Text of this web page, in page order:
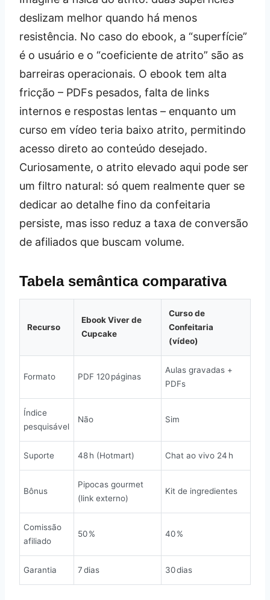
deslizam melhor quando há menos
resistência. No caso do ebook, a “superfície”
é o usuário e o “coeficiente de atrito” são as
barreiras operacionais. O ebook tem alta
fricção – PDFs pesados, falta de links
internos e respostas lentas – enquanto um
curso em vídeo teria baixo atrito, permitindo
acesso direto ao conteúdo desejado.
Curiosamente, o atrito elevado aqui pode ser
um filtro natural: só quem realmente quer se
dedicar ao detalhe fino da confeitaria
persiste, mas isso reduz a taxa de conversão
de afiliados que buscam volume.
Tabela semântica comparativa
Recurso
Ebook Viver de
Cupcake
Curso de
Confeitaria
(vídeo)
Formato PDF 120 páginas
Aulas gravadas +
PDFs
Índice
pesquisável
Não Sim
Suporte 48 h (Hotmart) Chat ao vivo 24 h
Bônus
Pipocas gourmet
(link externo)
Kit de ingredientes
Comissão
afiliado
50 % 40 %
Garantia 7 dias 30 dias